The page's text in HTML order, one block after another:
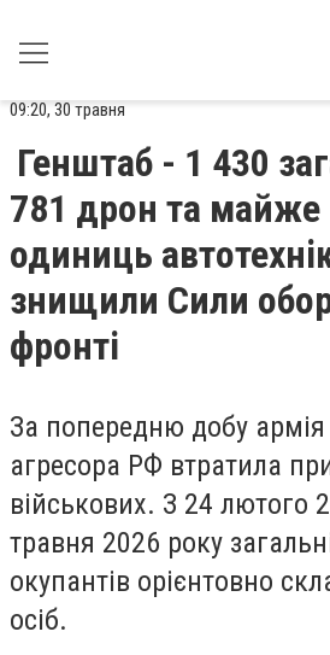
09:20, 30 травня
Генштаб - 1 430
781 дрон та майже
одиниць
знищили Сили
фронті
За попередню добу армія
агресора РФ втратила
військових. З 24 лютого
травня 2026 року
окупантів орієнтовно
осіб.